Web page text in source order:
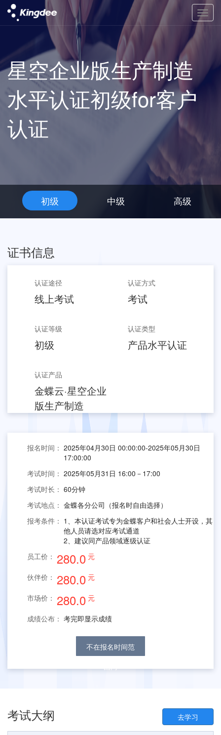
星空企业版生产制造
水平认证初级for客户
认证
初级 中级 高级
证书信息
认证途径
线上考试
认证方式
考试
认证等级
初级
认证类型
产品水平认证
认证产品
金蝶云·星空企业
版生产制造
报名时间： 2025年04月30日 00:00:00-2025年05月30日
17:00:00
考试时间： 2025年05月31日 16:00－17:00
考试时长： 60分钟
考试地点： 金蝶各分公司（报名时自由选择）
报考条件： 1、本认证考试专为金蝶客户和社会人士开设，其
他人员请选对应考试通道
2、建议同产品领域逐级认证
员工价： 280.0 元
伙伴价： 280.0 元
市场价： 280.0 元
成绩公布： 考完即显示成绩
不在报名时间范
围内
考试大纲 去学习